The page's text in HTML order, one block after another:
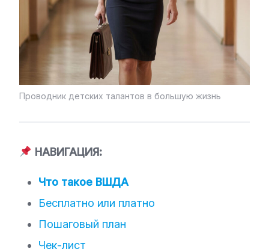
Проводник детских талантов в большую жизнь
НАВИГАЦИЯ:
Что такое ВШДА
Бесплатно или платно
Пошаговый план
Чек-лист